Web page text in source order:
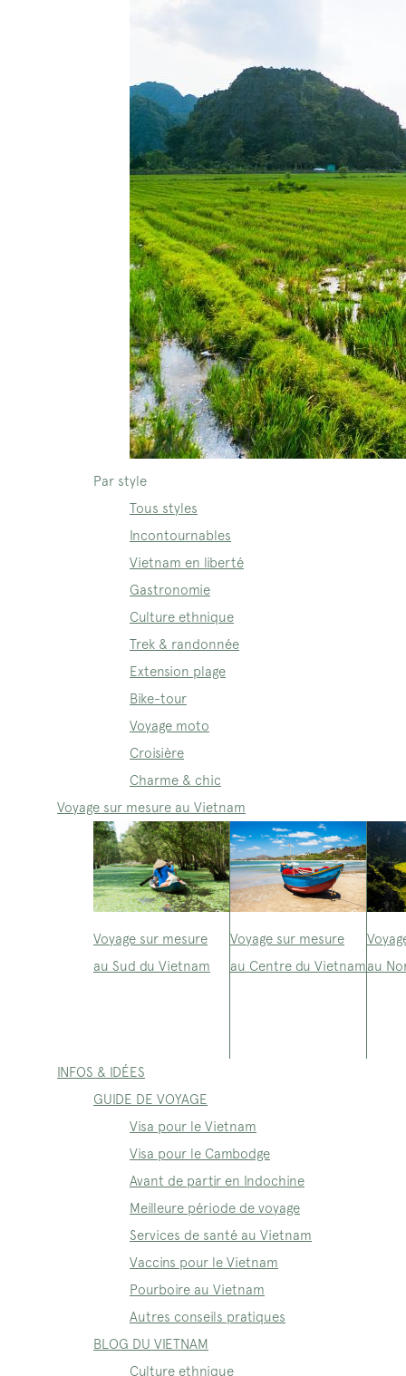
Par style
Tous styles
Incontournables
Vietnam en liberté
Gastronomie
Culture ethnique
Trek & randonnée
Extension plage
Bike-tour
Voyage moto
Croisière
Charme & chic
Voyage sur mesure au Vietnam
Voyage sur mesure
au Sud du Vietnam
Voyage sur mesure
au Centre du Vietnamau
INFOS & IDÉES
GUIDE DE VOYAGE
Visa pour le Vietnam
Visa pour le Cambodge
Avant de partir en Indochine
Meilleure période de voyage
Services de santé au Vietnam
Vaccins pour le Vietnam
Pourboire au Vietnam
Autres conseils pratiques
BLOG DU VIETNAM
Culture ethnique